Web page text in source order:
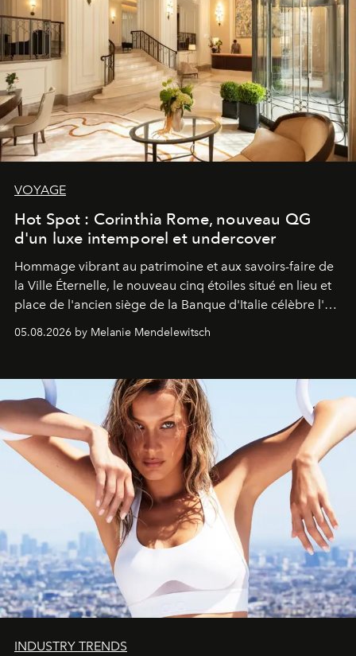
VOYAGE
Hot Spot : Corinthia Rome, nouveau QG
d'un luxe intemporel et undercover
Hommage vibrant au patrimoine et aux savoirs-faire de
la Ville Éternelle, le nouveau cinq étoiles situé en lieu et
place de l'ancien siège de la Banque d'Italie célèbre l'art
de vivre Romain dans toute son élégance intemporelle.
05.08.2026 by Melanie Mendelewitsch
INDUSTRY TRENDS